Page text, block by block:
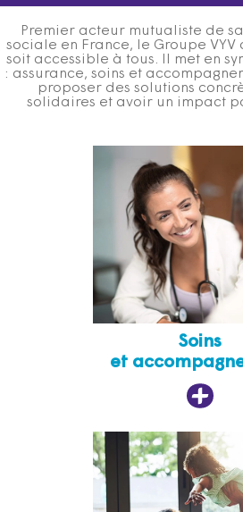
Premier acteur mutualiste de
sociale en France, le Groupe
soit accessible à tous. Il met en
: assurance, soins et
proposer des solutions
solidaires et avoir un impact
Soins
et